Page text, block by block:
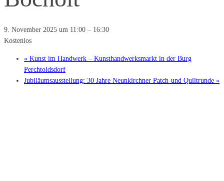
9. November 2025 um 11:00 – 16:30
Kostenlos
« Kunst im Handwerk – Kunsthandwerksmarkt in der Burg
Perchtoldsdorf
Jubiläumsausstellung: 30 Jahre Neunkirchner Patch-und Quiltrunde »